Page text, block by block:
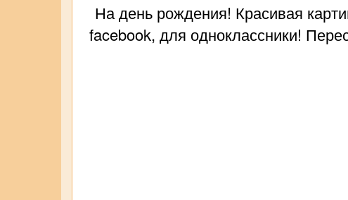
На день рождения! Красивая
facebook, для одноклассники!